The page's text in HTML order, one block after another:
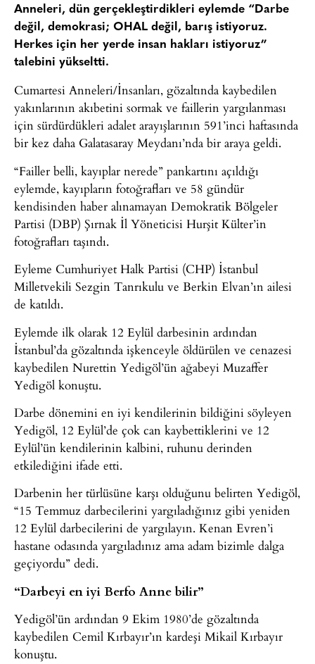
Anneleri, dün gerçekleştirdikleri eylemde “Darbe
değil, demokrasi; OHAL değil, barış istiyoruz.
Herkes için her yerde insan hakları istiyoruz”
talebini yükseltti.
Cumartesi Anneleri/İnsanları, gözaltında kaybedilen
yakınlarının akıbetini sormak ve faillerin yargılanması
için sürdürdükleri adalet arayışlarının 591’inci haftasında
bir kez daha Galatasaray Meydanı’nda bir araya geldi.
“Failler belli, kayıplar nerede” pankartını açıldığı
eylemde, kayıpların fotoğrafları ve 58 gündür
kendisinden haber alınamayan Demokratik Bölgeler
Partisi (DBP) Şırnak İl Yöneticisi Hurşit Külter’in
fotoğrafları taşındı.
Eyleme Cumhuriyet Halk Partisi (CHP) İstanbul
Milletvekili Sezgin Tanrıkulu ve Berkin Elvan’ın ailesi
de katıldı.
Eylemde ilk olarak 12 Eylül darbesinin ardından
İstanbul’da gözaltında işkenceyle öldürülen ve cenazesi
kaybedilen Nurettin Yedigöl’ün ağabeyi Muzaffer
Yedigöl konuştu.
Darbe dönemini en iyi kendilerinin bildiğini söyleyen
Yedigöl, 12 Eylül’de çok can kaybettiklerini ve 12
Eylül’ün kendilerinin kalbini, ruhunu derinden
etkilediğini ifade etti.
Darbenin her türlüsüne karşı olduğunu belirten Yedigöl,
“15 Temmuz darbecilerini yargıladığınız gibi yeniden
12 Eylül darbecilerini de yargılayın. Kenan Evren’i
hastane odasında yargıladınız ama adam bizimle dalga
geçiyordu” dedi.
“Darbeyi en iyi Berfo Anne bilir”
Yedigöl’ün ardından 9 Ekim 1980’de gözaltında
kaybedilen Cemil Kırbayır’ın kardeşi Mikail Kırbayır
konuştu.